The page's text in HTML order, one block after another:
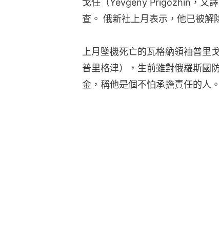
查。 俄新社上月表示，他已被解
上月墜機死亡的瓦格納領袖普
普里格津），生前雖對俄羅斯國
金，稱他是個不怕承擔責任的人。